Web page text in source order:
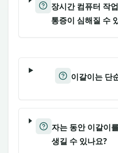
장시간 컴퓨터 작
통증이 심해질 수
이갈이는 단
자는 동안 이갈이
생길 수 있나요?